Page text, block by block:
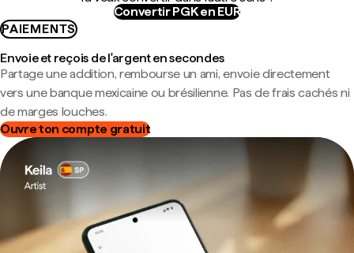
Convertir PGK en EUR
PAIEMENTS
Envoie et reçois de l'argent en secondes
Partage une addition, rembourse un ami, envoie directement
vers une banque mexicaine ou brésilienne. Pas de frais cachés ni
de marges louches.
Ouvre ton compte gratuit